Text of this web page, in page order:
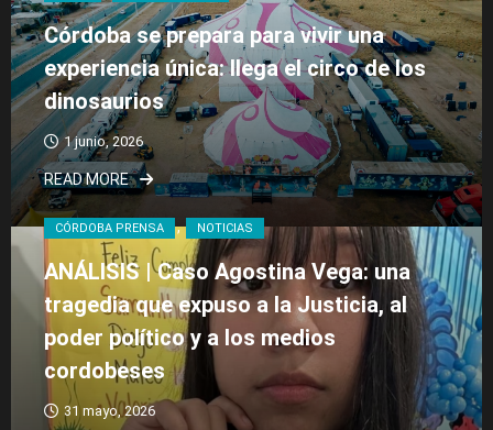
Córdoba se prepara para vivir una
experiencia única: llega el circo de los
dinosaurios
1 junio, 2026
READ MORE
CÓRDOBA PRENSA NOTICIAS
ANÁLISIS | Caso Agostina Vega: una
tragedia que expuso a la Justicia, al
poder político y a los medios
cordobeses
31 mayo, 2026